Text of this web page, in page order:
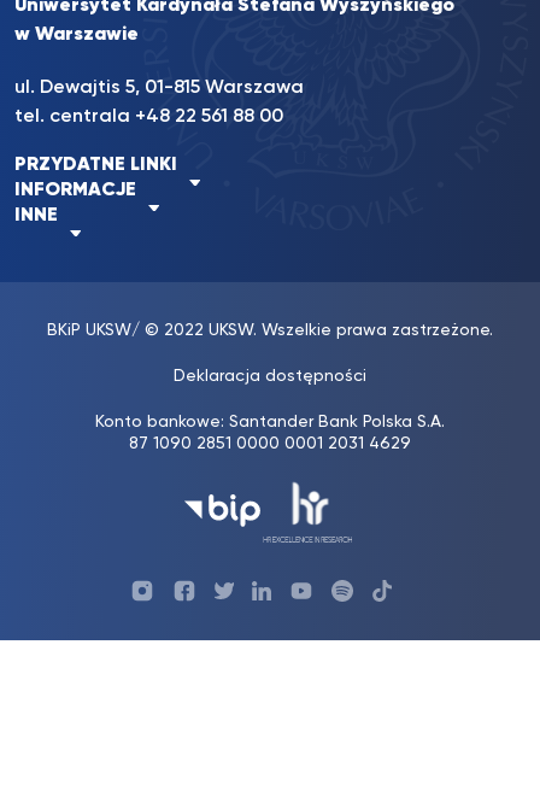
Uniwersytet Kardynała Stefana Wyszyńskiego
w Warszawie
ul. Dewajtis 5, 01-815 Warszawa
tel. centrala +48 22 561 88 00
PRZYDATNE LINKI
INFORMACJE
INNE
BKiP UKSW/ © 2022 UKSW. Wszelkie prawa zastrzeżone.
Deklaracja dostępności
Konto bankowe: Santander Bank Polska S.A.
87 1090 2851 0000 0001 2031 4629
Profil ProfilProfilProfil UKSWProfilUKSW